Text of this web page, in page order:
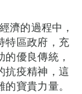
濟的過程中，
特區政府，充
優良傳統，
抗疫精神，這
寶貴力量。